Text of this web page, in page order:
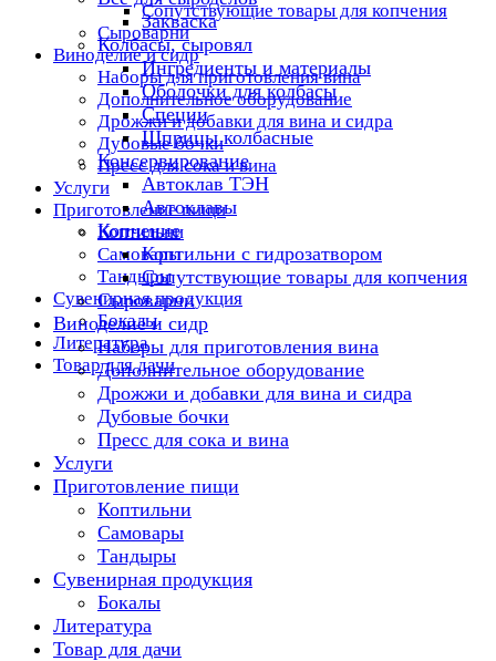
Сопутствующие товары для копчения
Сыроварни
Виноделие и сидр
Наборы для приготовления вина
Дополнительное оборудование
Дрожжи и добавки для вина и сидра
Дубовые бочки
Пресс для сока и вина
Услуги
Приготовление пищи
Коптильни
Самовары
Тандыры
Сувенирная продукция
Бокалы
Литература
Товар для дачи
Закваска
Колбасы, сыровял
Ингредиенты и материалы
Оболочки для колбасы
Специи
Шприцы колбасные
Консервирование
Автоклав ТЭН
Автоклавы
Копчение
Коптильни с гидрозатвором
Сопутствующие товары для копчения
Сыроварни
Виноделие и сидр
Наборы для приготовления вина
Дополнительное оборудование
Дрожжи и добавки для вина и сидра
Дубовые бочки
Пресс для сока и вина
Услуги
Приготовление пищи
Коптильни
Самовары
Тандыры
Сувенирная продукция
Бокалы
Литература
Товар для дачи